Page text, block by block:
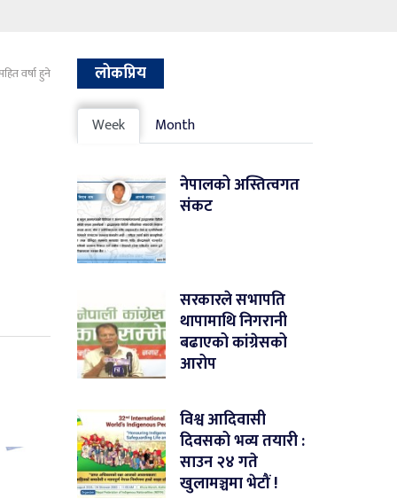
वर्षा हुने लोकप्रिय
Week Month
नेपालको अस्तित्वगत
संकट
सरकारले सभापति
थापामाथि निगरानी
बढाएको कांग्रेसको
आरोप
विश्व आदिवासी
दिवसको भव्य तयारी :
साउन २४ गते
खुलामञ्चमा भेटौं !